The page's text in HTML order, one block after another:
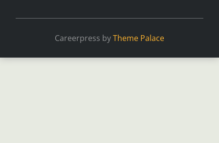
Careerpress byTheme Palace